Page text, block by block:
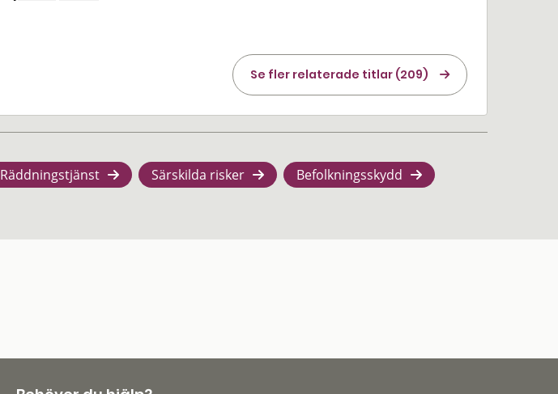
Se fler relaterade titlar (209)
Räddningstjänst Särskilda risker Befolkningsskydd